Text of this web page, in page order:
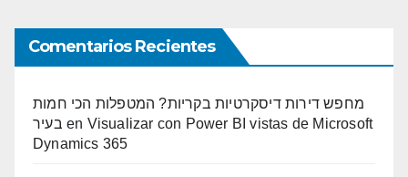
Comentarios Recientes
מחפש דירות דיסקרטיות בקריות? המטפלות הכי חמות
בעיר en Visualizar con Power BI vistas de Microsoft
Dynamics 365